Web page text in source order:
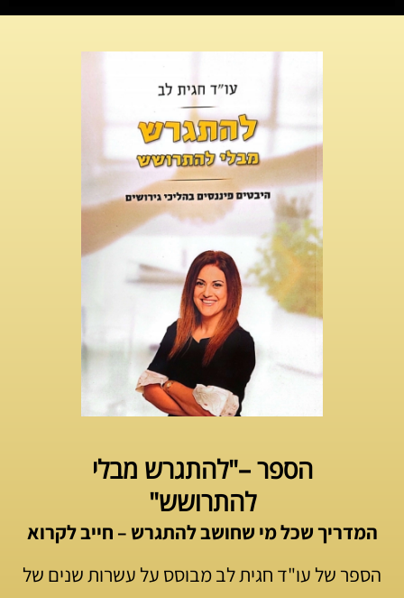
הספר –"להתגרש מבלי
להתרושש"
המדריך שכל מי שחושב להתגרש – חייב לקרוא
הספר של עו"ד חגית לב מבוסס על עשרות שנים של